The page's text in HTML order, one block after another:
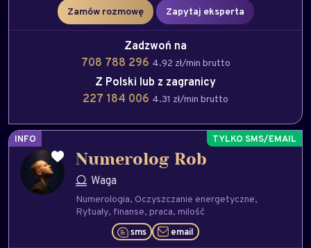
Zamów rozmowę Zapytaj eksperta
Zadzwoń na
708 788 296 4.92 zł/min brutto
Z Polski lub z zagranicy
227 184 006 4.31 zł/min brutto
INFO
Numerolog Rob
Waga
Numerologia Oczyszczanie energetyczne
Rytuały finanse praca milość
sms email